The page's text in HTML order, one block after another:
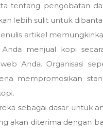
tentang pengobatan
lebih sulit untuk
artikel
Anda menjual kopi
Anda. Organisasi
mempromosikan
sebagai dasar untuk
akan diterima dengan